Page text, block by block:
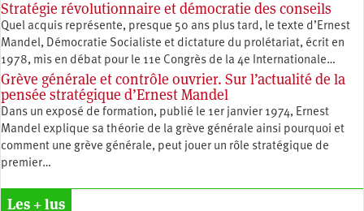
Stratégie révolutionnaire et démocratie des conseils
Quel acquis représente, presque 50 ans plus tard, le texte d’Ernest
Mandel, Démocratie Socialiste et dictature du prolétariat, écrit en
1978, mis en débat pour le 11e Congrès de la 4e Internationale…
Grève générale et contrôle ouvrier. Sur l’actualité de la
pensée stratégique d’Ernest Mandel
Dans un exposé de formation, publié le 1er janvier 1974, Ernest
Mandel explique sa théorie de la grève générale ainsi pourquoi et
comment une grève générale, peut jouer un rôle stratégique de
premier…
Les + lus